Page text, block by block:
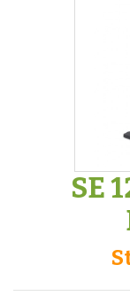
SE